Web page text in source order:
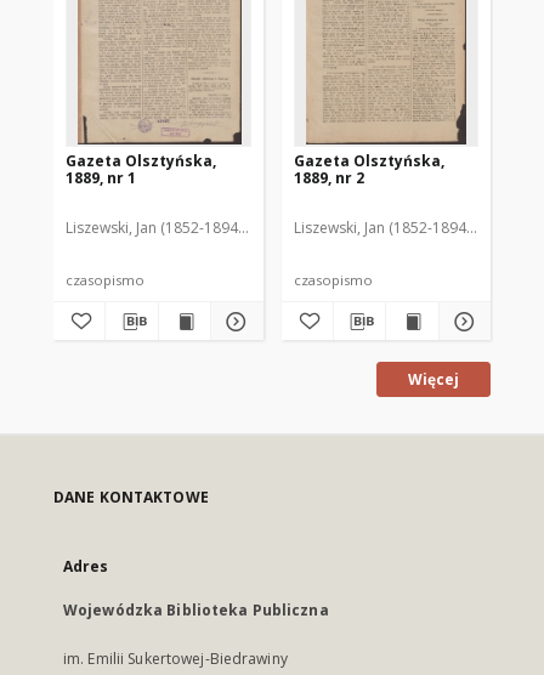
Gazeta Olsztyńska,
1889, nr 1
Liszewski, Jan (1852-1894). Red.
czasopismo
Gazeta Olsztyńska,
1889, nr 2
Liszewski, Jan (1852-1894). Red.
czasopismo
Więcej
DANE KONTAKTOWE
Adres
Wojewódzka Biblioteka Publiczna
im. Emilii Sukertowej-Biedrawiny